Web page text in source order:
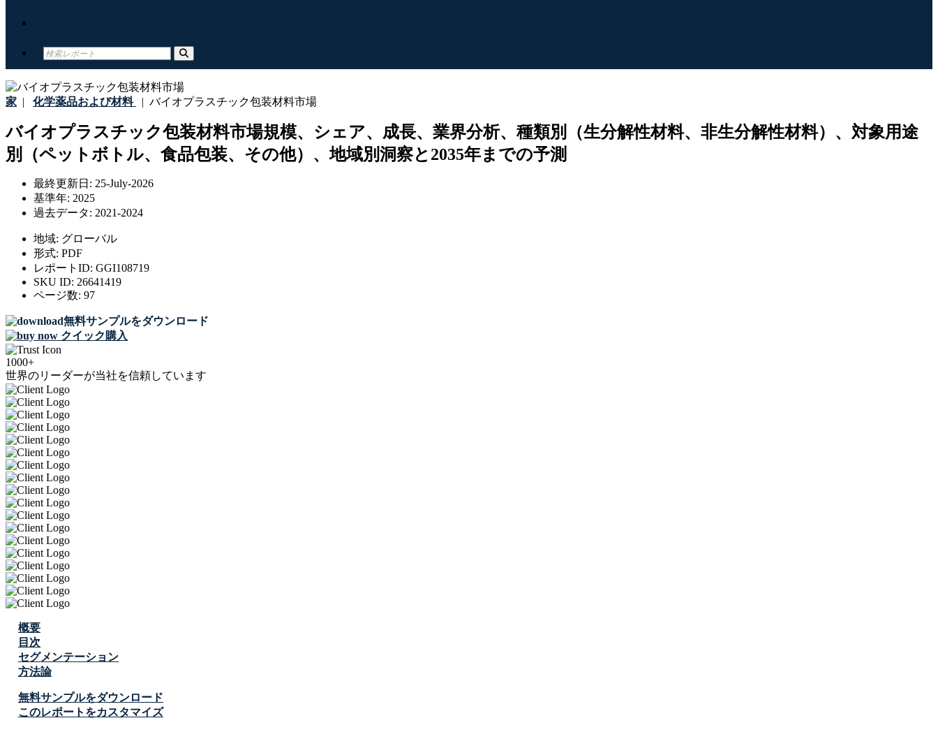
家 | 化学薬品および材料 | バイオプラスチック包装材料市場
バイオプラスチック包装材料市場規模、シェア、成長、業界分析、種類別（生分解性材料、非生分解性材料）、対象用途
別（ペットボトル、食品包装、その他）、地域別洞察と2035年までの予測
最終更新日: 25-July-2026
基準年: 2025
過去データ: 2021-2024
地域: グローバル
形式: PDF
レポートID: GGI108719
SKU ID: 26641419
ページ数: 97
無料サンプルをダウンロード
クイック購入
1000+
世界のリーダーが当社を信頼しています
概要
目次
セグメンテーション
方法論
無料サンプルをダウンロード
このレポートをカスタマイズ